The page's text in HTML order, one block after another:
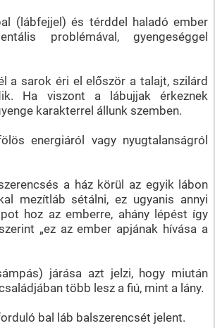
(lábfejjel) és térddel haladó ember
problémával, gyengeséggel
a sarok éri el először a talajt, szilárd
Ha viszont a lábujjak érkeznek
karakterrel állunk szemben.
energiáról vagy nyugtalanságról
a ház körül az egyik lábon
mezítláb sétálni, ez ugyanis annyi
hoz az emberre, ahány lépést így
„ez az ember apjának hívása a
járása azt jelzi, hogy miután
több lesz a fiú, mint a lány.
bal láb balszerencsét jelent.